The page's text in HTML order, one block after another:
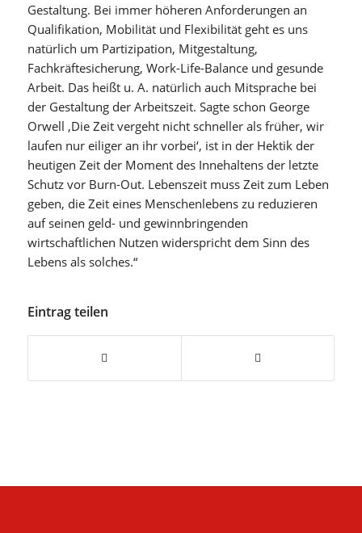
Gestaltung. Bei immer höheren Anforderungen an
Qualifikation, Mobilität und Flexibilität geht es uns
natürlich um Partizipation, Mitgestaltung,
Fachkräftesicherung, Work-Life-Balance und gesunde
Arbeit. Das heißt u. A. natürlich auch Mitsprache bei
der Gestaltung der Arbeitszeit. Sagte schon George
Orwell ‚Die Zeit vergeht nicht schneller als früher, wir
laufen nur eiliger an ihr vorbei‘, ist in der Hektik der
heutigen Zeit der Moment des Innehaltens der letzte
Schutz vor Burn-Out. Lebenszeit muss Zeit zum Leben
geben, die Zeit eines Menschenlebens zu reduzieren
auf seinen geld- und gewinnbringenden
wirtschaftlichen Nutzen widerspricht dem Sinn des
Lebens als solches.“
Eintrag teilen